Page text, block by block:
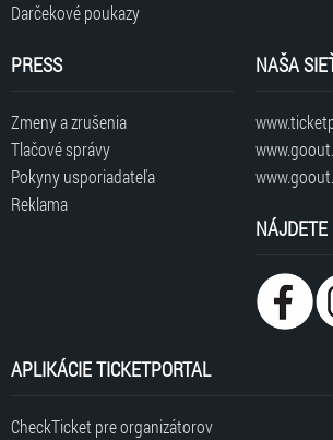
Darčekové poukazy
PRESS
Zmeny a zrušenia
Tlačové správy
Pokyny usporiadateľa
Reklama
NAŠA
APLIKÁCIE TICKETPORTAL
CheckTicket pre organizátorov